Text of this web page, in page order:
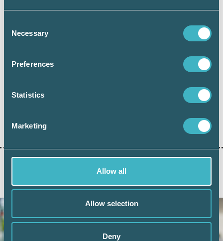
Selection
Necessary
Preferences
Statistics
Marketing
Allow all
Allow selection
Deny
cirka 268 kr för en måltid som kostar 300 kr
AKTUELLA ARTIKLAR